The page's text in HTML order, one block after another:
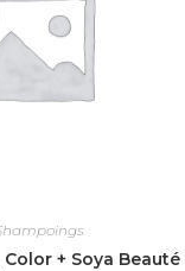
+ Soya Beauté